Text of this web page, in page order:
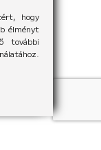
hogy
élményt
további